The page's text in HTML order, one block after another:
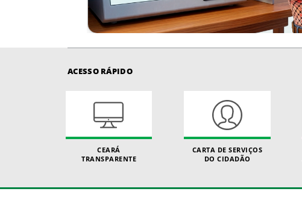
ACESSO RÁPIDO
CEARÁ
TRANSPARENTE
CARTA DE SERVIÇOS
DO CIDADÃO